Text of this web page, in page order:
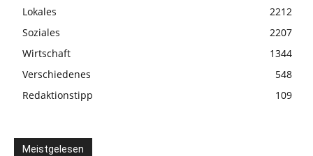
Lokales
2212
Soziales
2207
Wirtschaft
1344
Verschiedenes
548
Redaktionstipp
109
Meistgelesen